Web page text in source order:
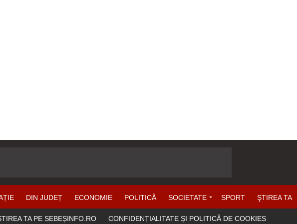
DIN JUDEȚ ECONOMIE POLITICĂ SOCIETATE SPORT ŞTIREA TA
TA PE SEBEȘINFO.RO CONFIDENȚIALITATE ȘI POLITICĂ DE COOKIES